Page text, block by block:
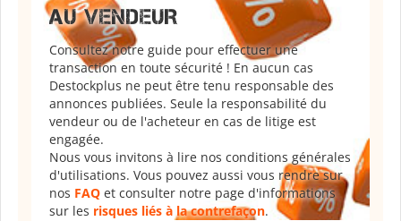
AU VENDEUR
Consultez notre guide pour effectuer une
transaction en toute sécurité ! En aucun cas
Destockplus ne peut être tenu responsable des
annonces publiées. Seule la responsabilité du
vendeur ou de l'acheteur en cas de litige est
engagée.
Nous vous invitons à lire nos conditions générales
d'utilisations. Vous pouvez aussi vous rendre sur
nos FAQ et consulter notre page d'informations
sur les risques liés à la contrefaçon.